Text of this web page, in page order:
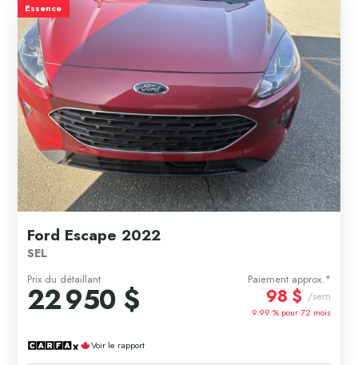
Essence
Ford Escape 2022
SEL
Prix du détaillant
22 950 $
Paiement approx.*
98 $ /sem
9.99 % pour72 mois
Voir le rapport